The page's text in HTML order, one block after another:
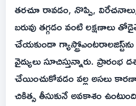
తరచూ రావడం, నొప్పి,
బరువు తగ్గడం వంటి లక్షణాలు
చేయకుండా
వైద్యులు సూచిస్తున్నారు. ప్రారంభ
చేయించుకోవడం వల్ల అసలు
చికిత్స తీసుకునే అవకాశం